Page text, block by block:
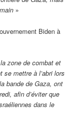
»
Biden à
zone de combat et
mettre à l’abri lors
bande de Gaza, ont
afin d’éviter que
dans le